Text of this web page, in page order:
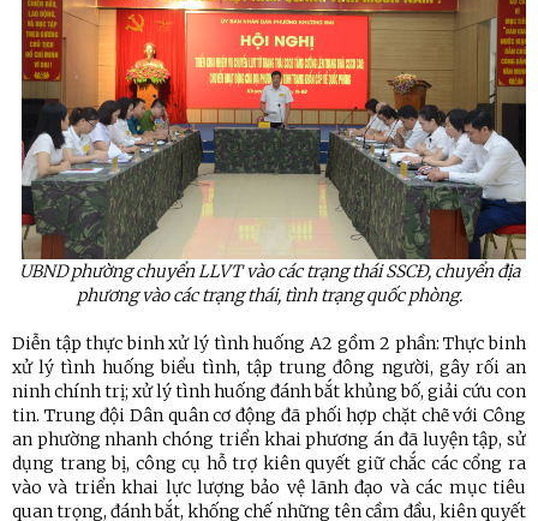
UBNDphường chuyểnLLVT vào các trạng thái SSCĐ, chuyển địa
phương vào các trạng thái, tình trạng quốc phòng.
Diễn tập thực binh xử lý tình huống A2 gồm 2 phần: Thực binh
xử lý tình huống biểu tình, tập trung đông người, gây rối an
ninh chính trị; xử lý tình huống đánh bắt khủng bố, giải cứu con
tin. Trung đội Dân quân cơ động đã phối hợp chặt chẽ với Công
an phường nhanh chóng triển khai phương án đã luyện tập, sử
dụng trang bị, công cụ hỗ trợ kiên quyết giữ chắc các cổng ra
vào và triển khai lực lượng bảo vệ lãnh đạo và các mục tiêu
quan trọng, đánh bắt, khống chế những tên cầm đầu, kiên quyết